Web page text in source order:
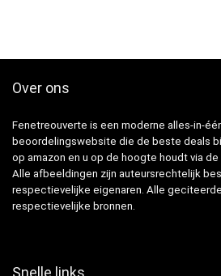
Over ons
Fenetreouverte is een moderne alles-in-
beoordelingswebsite die de beste deals
op amazon en u op de hoogte houdt via
Alle afbeeldingen zijn auteursrechtelijk
respectievelijke eigenaren. Alle
respectievelijke bronnen.
Snelle links